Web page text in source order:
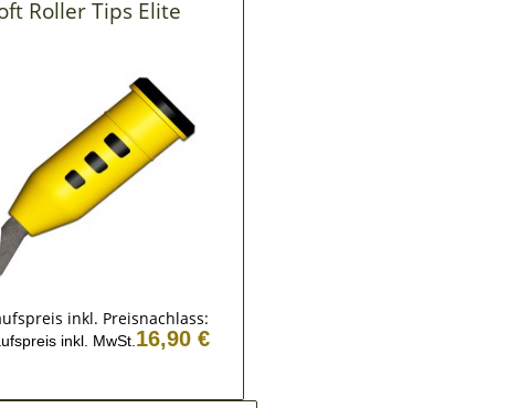
BECKEN-/ RÜCKENSTÜTZGÜRTEL
Roller Tips Elite
inkl. Preisnachlass:
inkl. MwSt. 16,90 €